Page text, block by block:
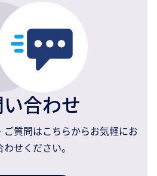
合わせ
質問はこちらからお気軽にお
せください。